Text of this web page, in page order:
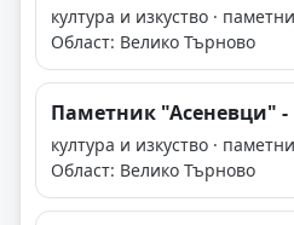
култура и изкуство ·
Област: Велико Търново
Паметник "Асеневци" -
култура и изкуство ·
Област: Велико Търново